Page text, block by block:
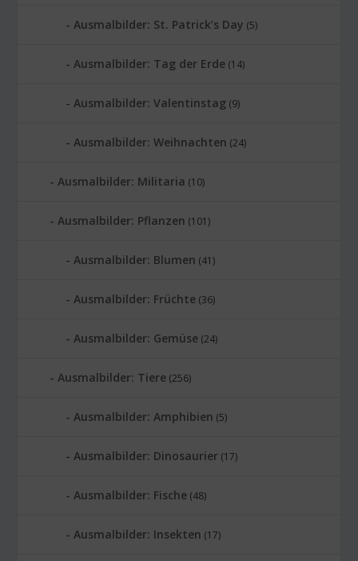
Ausmalbilder: St. Patrick’s Day (5)
Ausmalbilder: Tag der Erde (14)
Ausmalbilder: Valentinstag (9)
Ausmalbilder: Weihnachten (24)
Ausmalbilder: Militaria (10)
Ausmalbilder: Pflanzen (101)
Ausmalbilder: Blumen (41)
Ausmalbilder: Früchte (36)
Ausmalbilder: Gemüse (24)
Ausmalbilder: Tiere (256)
Ausmalbilder: Amphibien (5)
Ausmalbilder: Dinosaurier (17)
Ausmalbilder: Fische (48)
Ausmalbilder: Insekten (17)